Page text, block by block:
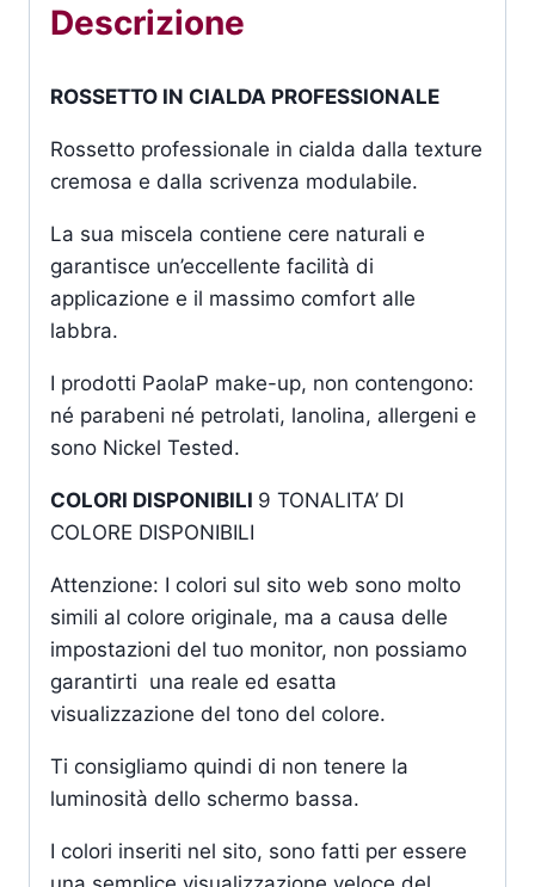
Descrizione
ROSSETTO IN CIALDA PROFESSIONALE
Rossetto professionale in cialda dalla texture
cremosa e dalla scrivenza modulabile.
La sua miscela contiene cere naturali e
garantisce un’eccellente facilità di
applicazione e il massimo comfort alle
labbra.
I prodotti PaolaP make-up, non contengono:
né parabeni né petrolati, lanolina, allergeni e
sono Nickel Tested.
COLORI DISPONIBILI 9 TONALITA’ DI
COLORE DISPONIBILI
Attenzione: I colori sul sito web sono molto
simili al colore originale, ma a causa delle
impostazioni del tuo monitor, non possiamo
garantirti una reale ed esatta
visualizzazione del tono del colore.
Ti consigliamo quindi di non tenere la
luminosità dello schermo bassa.
I colori inseriti nel sito, sono fatti per essere